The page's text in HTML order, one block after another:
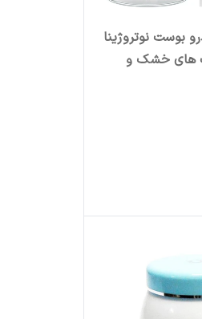
بوست نوتروژینا
های خشک و